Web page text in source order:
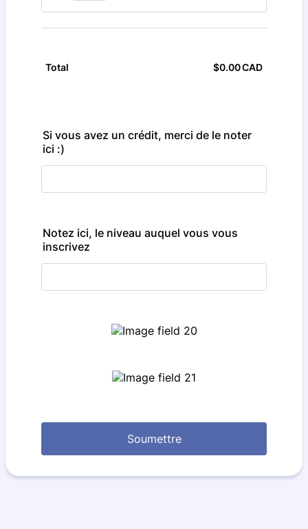
Total $0.00
$0.00CAD
Si vous avez un crédit, merci de le noter
ici :)
Notez ici, le niveau auquel vous vous
inscrivez
Soumettre